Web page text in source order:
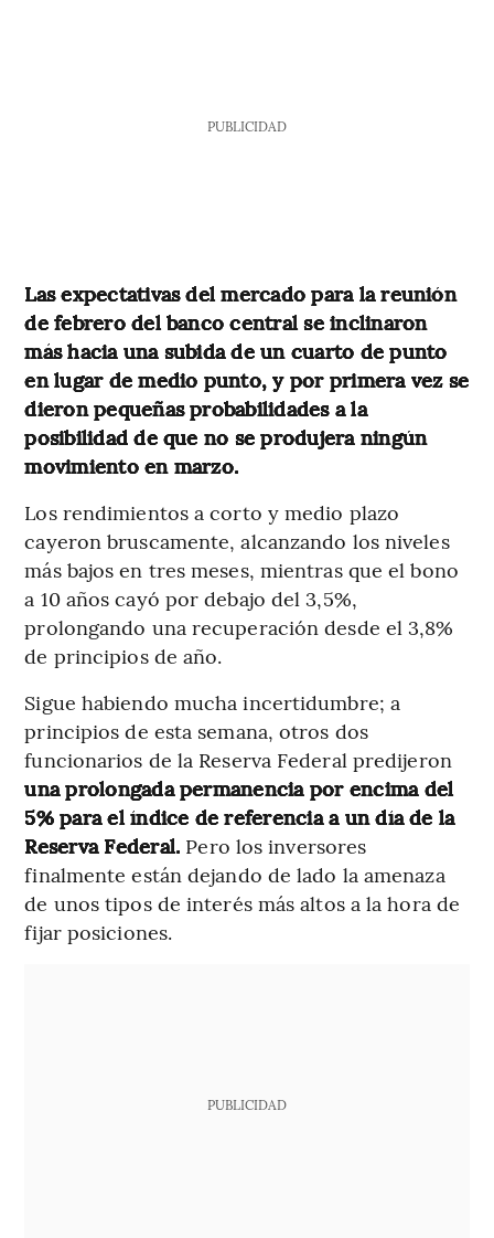
PUBLICIDAD
Las expectativas del mercado para la reunión
de febrero del banco central se inclinaron
más hacia una subida de un cuarto de punto
en lugar de medio punto, y por primera vez se
dieron pequeñas probabilidades a la
posibilidad de que no se produjera ningún
movimiento en marzo.
Los rendimientos a corto y medio plazo
cayeron bruscamente, alcanzando los niveles
más bajos en tres meses, mientras que el bono
a 10 años cayó por debajo del 3,5%,
prolongando una recuperación desde el 3,8%
de principios de año.
Sigue habiendo mucha incertidumbre; a
principios de esta semana, otros dos
funcionarios de la Reserva Federal predijeron
una prolongada permanencia por encima del
5% para el índice de referencia a un día de la
Reserva Federal. Pero los inversores
finalmente están dejando de lado la amenaza
de unos tipos de interés más altos a la hora de
fijar posiciones.
PUBLICIDAD